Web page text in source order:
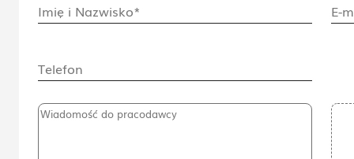
Imię i Nazwisko* E-
Telefon